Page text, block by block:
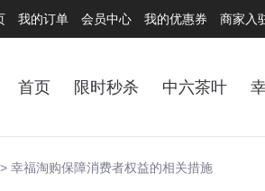
我的订单 会员中心 我的优惠券 商家入
首页 限时秒杀 中六茶叶
幸福淘购保障消费者权益的相关措施